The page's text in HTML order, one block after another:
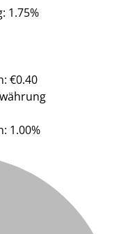
1.75%
€0.40
1.00%